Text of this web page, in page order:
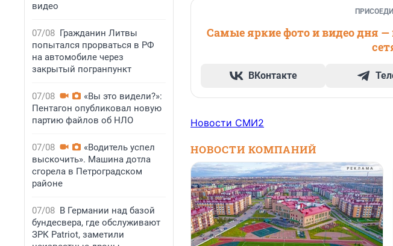
видео
07/08 Гражданин Литвы
попытался прорваться в РФ
на автомобиле через
закрытый погранпункт
07/08
«Вы это видели?»:
Пентагон опубликовал новую
партию файлов об НЛО
07/08
«Водитель успел
выскочить». Машина дотла
сгорела в Петроградском
районе
07/08 В Германии над базой
бундесвера, где обслуживают
ЗРК Patriot, заметили
Самые яркие фото и видео дня
ВКонтакте
Новости СМИ2
НОВОСТИ КОМПАНИЙ